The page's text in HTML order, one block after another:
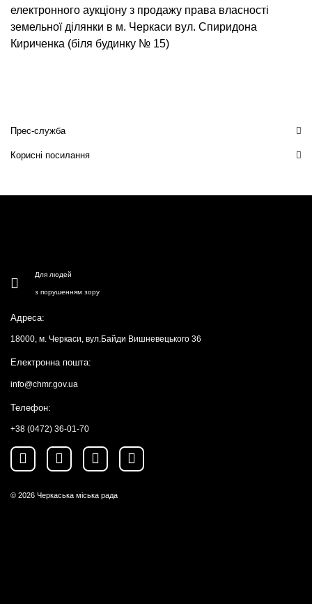
електронного аукціону з продажу права власності
земельної ділянки в м. Черкаси вул. Спиридона
Кириченка (біля будинку № 15)
Прес-служба
Корисні посилання
Для людей
з порушенням зору
Адреса:
18000, м. Черкаси, вул.Байди Вишневецького 36
Електронна пошта:
info@chmr.gov.ua
Телефон:
+38 (0472) 36-01-70
© 2026 Черкаська міська рада